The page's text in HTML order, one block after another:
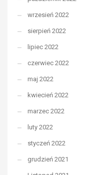
wrzesień 2022
sierpień 2022
lipiec 2022
czerwiec 2022
maj 2022
kwiecień 2022
marzec 2022
luty 2022
styczeń 2022
grudzień 2021